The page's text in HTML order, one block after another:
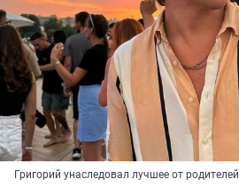
Григорий унаследовал лучшее от родителей